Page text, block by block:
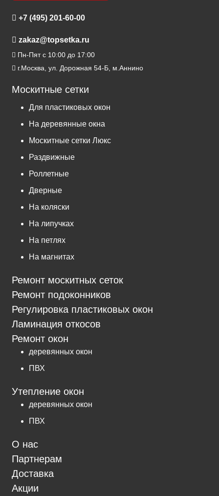
+7 (495) 201-60-00
zakaz@topsetka.ru
Пн-Пят с 10:00 до 17:00
г.Москва, ул. Дорожная 54-Б, м.Аннино
Москитные сетки
Для пластиковых окон
На деревянные окна
Москитные сетки Люкс
Раздвижные
Роллетные
Дверные
На коляски
На липучках
На петлях
На магнитах
Ремонт москитных сеток
Ремонт подоконников
Регулировка пластиковых окон
Ламинация откосов
Ремонт окон
деревянных окон
ПВХ
Утепление окон
деревянных окон
ПВХ
О нас
Партнерам
Доставка
Акции